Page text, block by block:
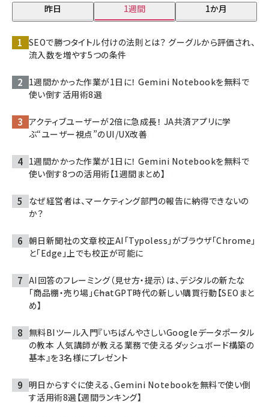
昨日 1週間 1か月
SEOで勝つタイトル付けの法則とは？ グーグルから評価され、
流入数を増やす5つの条件
1週間かかった作業が1日に！ Gemini Notebookを無料で
使い倒す活用術8選
アクティブユーザーが2倍に急成長！ JA共済アプリに学
ぶ“ユーザー視点”のUI/UX改善
1週間かかった作業が1日に！ Gemini Notebookを無料で
使い倒す8つの活用術【1週間まとめ】
なぜ経営者は、マーケティング部門の報告に納得できないの
か？
朝日新聞社の文章校正AI「Typoless」がブラウザ「Chrome」
と「Edge」上でも校正が可能に
AI回答のフレーミング（見せ方・提示）は、デジタルの新たな
「商品棚・売り場」――ChatGPT時代の新しい購買行動【SEOまと
め】
無料BIツール入門『いちばんやさしいGoogleデータポータル
の教本 人気講師が教える業務で使えるダッシュボード構築の
基本』を3名様にプレゼント
明日からすぐに使える、Gemini Notebookを無料で使い倒
す活用術8選【週間ランキング】